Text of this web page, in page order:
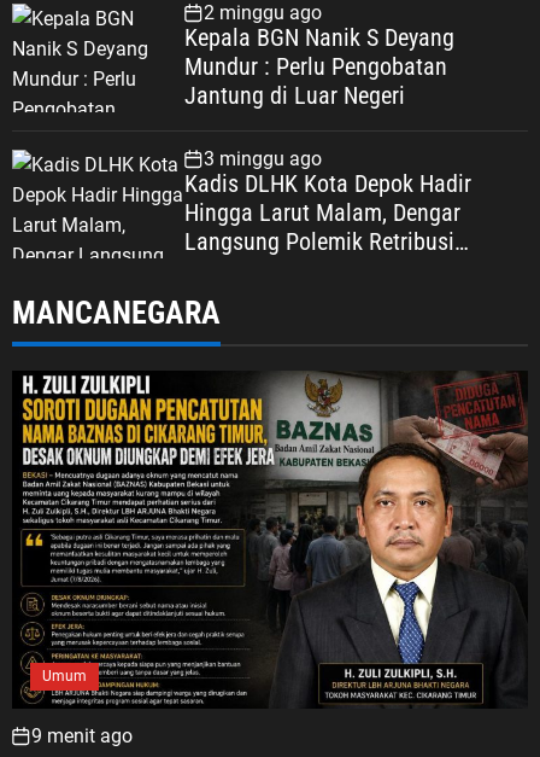
2 minggu ago
Kepala BGN Nanik S Deyang
Mundur : Perlu Pengobatan
Jantung di Luar Negeri
3 minggu ago
Kadis DLHK Kota Depok Hadir
Hingga Larut Malam, Dengar
Langsung Polemik Retribusi
MANCANEGARA
Umum
9 menit ago